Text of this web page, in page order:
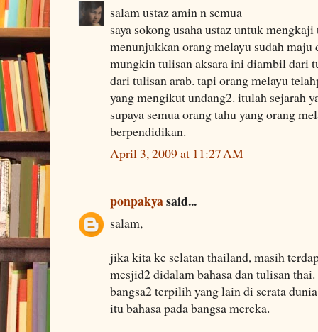
salam ustaz amin n semua
saya sokong usaha ustaz untuk
menunjukkan orang melayu sudah maju
mungkin tulisan aksara ini diambil dari
dari tulisan arab. tapi orang melayu
yang mengikut undang2. itulah sejarah
supaya semua orang tahu yang orang
berpendidikan.
April 3, 2009 at 11:27 AM
ponpakyasaid...
salam,
jika kita ke selatan thailand, masih
mesjid2 didalam bahasa dan tulisan
bangsa2 terpilih yang lain di serata
itu bahasa pada bangsa mereka.